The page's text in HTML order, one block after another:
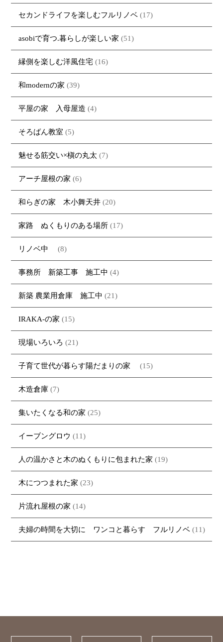
セカンドライフを楽しむフルリノベ (17)
asobiで育つ.暮らしが楽しい家 (51)
縁側を楽しむ洋風住宅 (16)
和modernの家 (39)
平屋の家 入母屋造 (4)
そろばん教室 (5)
魅せる筋交い×槇の丸太 (7)
アーチ屋根の家 (6)
和らぎの家 木小舞天井 (20)
家路 ぬくもりのある場所 (17)
リノベ中 (8)
事務所 新築工事 施工中 (4)
新築 農業用倉庫 施工中 (21)
IRAKA-の家 (15)
現場いろいろ (21)
子育て世代が暮らす陽だまりの家 (15)
木造倉庫 (7)
集いたくなる和の家 (25)
イーブングロウ (11)
人の温かさと木のぬくもりに包まれた家 (19)
木につつまれた家 (23)
片流れ屋根の家 (14)
夫婦の時間を大切に ワンコと暮らす フルリノベ (11)